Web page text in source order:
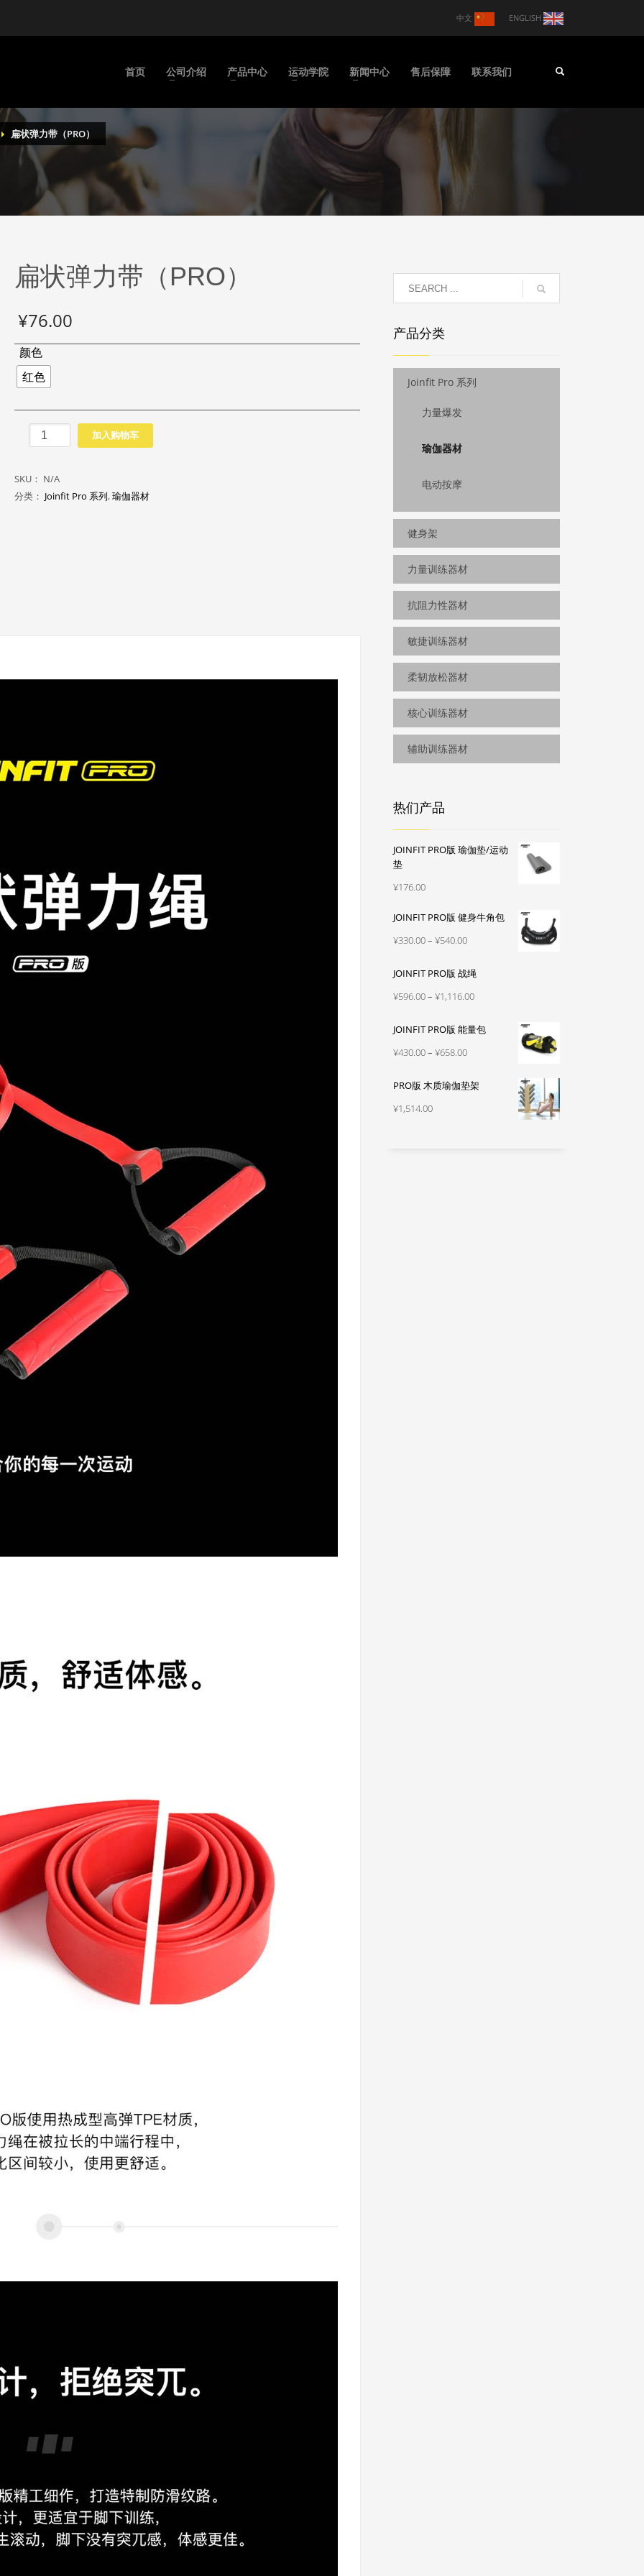
中文 ENGLISH
首页 公司介绍 产品中心 运动学院 新闻中心 售后保障 联系我们
扁状弹力带（PRO）
扁状弹力带（PRO）
¥76.00
颜色
红色
状
力
带
加入购物车
SKU： N/A
分类： Joinfit Pro 系列,瑜伽器材
产品分类
Joinfit Pro 系列
力量爆发
瑜伽器材
电动按摩
健身架
力量训练器材
抗阻力性器材
敏捷训练器材
柔韧放松器材
核心训练器材
辅助训练器材
热们产品
JOINFIT PRO版 瑜伽垫/运动
垫
¥176.00
JOINFIT PRO版 健身牛角包
¥330.00– ¥540.00价
范
围：
至
JOINFIT PRO版 战绳
¥596.00– ¥1,116.00价
范
至
JOINFIT PRO版 能量包
¥430.00– ¥658.00价
范
PRO版 木质瑜伽垫架
¥1,514.00